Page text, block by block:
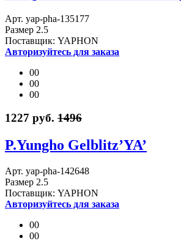
Арт. yap-pha-135177
Размер 2.5
Поставщик: YAPHON
Авторизуйтесь для заказа
00
00
00
1227 руб. 1496
P.Yungho Gelblitz’YA’
Арт. yap-pha-142648
Размер 2.5
Поставщик: YAPHON
Авторизуйтесь для заказа
00
00